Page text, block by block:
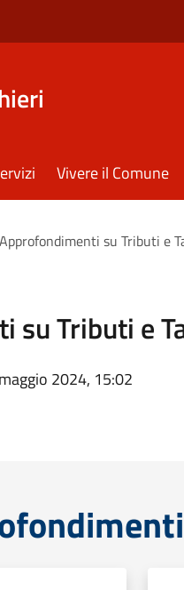
Vivere il Comune
Approfondimenti su Tributi e
su Tributi e
2024, 15:02